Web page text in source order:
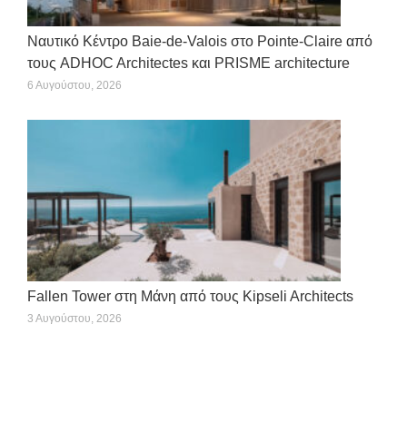
Ναυτικό Κέντρο Baie-de-Valois στο Pointe-Claire από
τους ADHOC Architectes και PRISME architecture
6 Αυγούστου, 2026
Fallen Tower στη Μάνη από τους Kipseli Architects
3 Αυγούστου, 2026